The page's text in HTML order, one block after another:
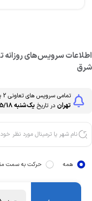
سرویس‌های روزانه
تمامی سرویس های تعاونی 2 پیک معتمد
تهران در تاریخ یک‌شنبه 1405/05/18
همه حرکت به سمت